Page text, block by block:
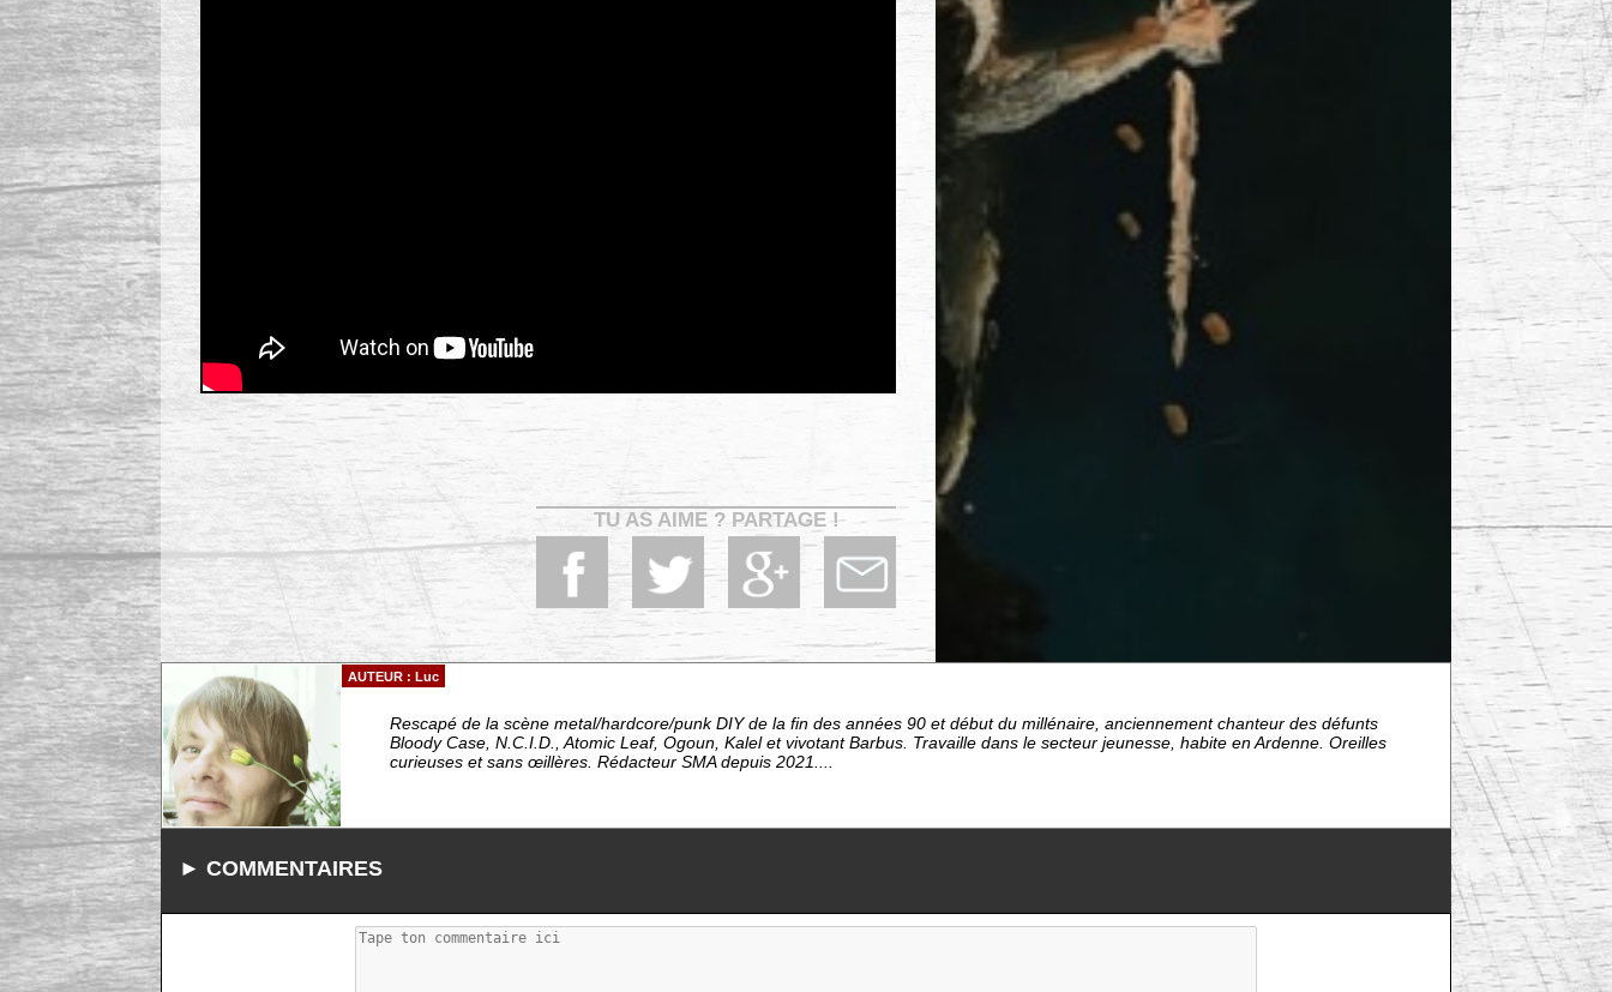
TU AS AIME ? PARTAGE !
AUTEUR : Luc
Rescapé de la scène metal/hardcore/punk DIY de la fin des années 90 et début du millénaire, anciennement chanteur des défunts
Bloody Case, N.C.I.D., Atomic Leaf, Ogoun, Kalel et vivotant Barbus. Travaille dans le secteur jeunesse, habite en Ardenne. Oreilles
curieuses et sans œillères. Rédacteur SMA depuis 2021....
► COMMENTAIRES